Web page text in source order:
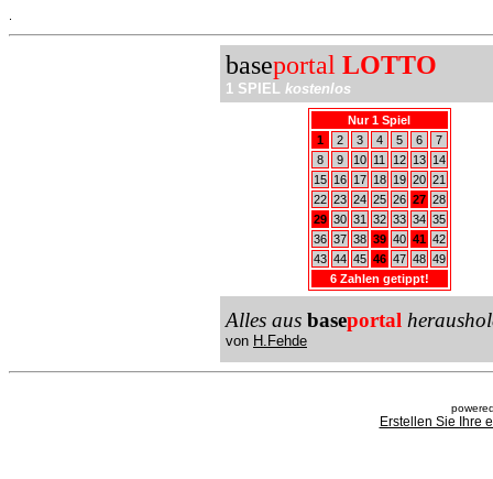
baseportal LOTTO
1 SPIEL kostenlos
Nur 1 Spiel
1
2 3 4 5 6
7
8
9 10 11 12 13
14
15
16 17 18 19 20 21
22 23 24 25 26 27 28
29 30 31 32 33 34 35
36 37 38 39 40 41 42
43 44 45 46 47 48 49
6 Zahlen getippt!
Alles aus baseportal
von H.Fehde
Erstellen Sie Ihre